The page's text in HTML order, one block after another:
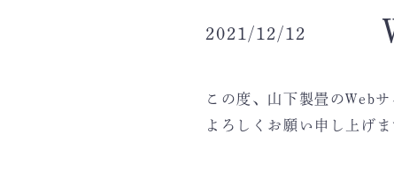
2021/12/12
この度、山下製畳のWeb
よろしくお願い申し上げま